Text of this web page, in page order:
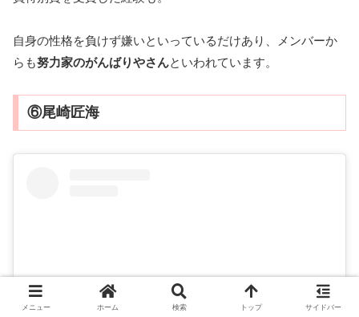
自身の性格を負けず嫌いといっているだけあり、メンバーか
らも努力家のがんばりやさんといわれています。
⑥尾崎匠海
メニュー ホーム 検索 トップ サイドバー